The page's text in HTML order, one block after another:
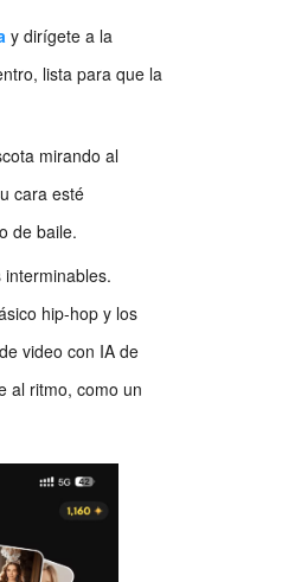
y dirígete a la
lista para que la
mirando al
cara esté
de baile.
hip-hop y los
video con IA de
al ritmo, como un